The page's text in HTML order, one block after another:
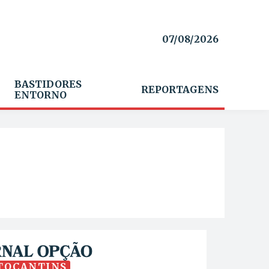
07/08/2026
BASTIDORES
ENTORNO
REPORTAGENS